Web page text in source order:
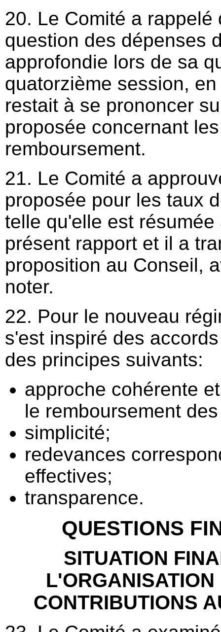
20. Le Comité a rappelé
question des dépenses
approfondie lors de sa
quatorzième session,
restait à se prononcer
proposée concernant
remboursement.
21. Le Comité a
proposée pour les taux
telle qu'elle est
présent rapport et il a
proposition au Conseil,
noter.
22. Pour le nouveau
s'est inspiré des
des principes suivants:
approche cohérente
le remboursement
simplicité;
redevances
effectives;
transparence.
QUESTIONS
SITUATION
L'ORGANISATION
CONTRIBUTIONS